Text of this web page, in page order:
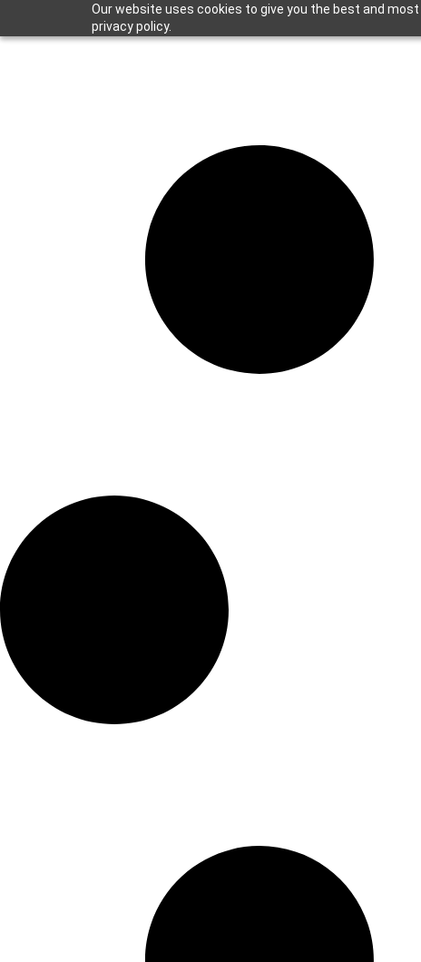
Our website uses cookies to give you the best and
privacy policy.